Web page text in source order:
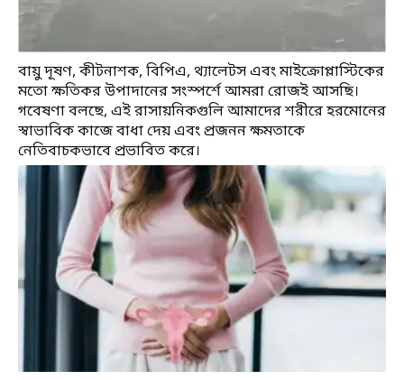
বায়ু দূষণ, কীটনাশক, বিপিএ, থ্যালেটস এবং মাইক্রোপ্লাস্টিকের
মতো ক্ষতিকর উপাদানের সংস্পর্শে আমরা রোজই আসছি।
গবেষণা বলছে, এই রাসায়নিকগুলি আমাদের শরীরে হরমোনের
স্বাভাবিক কাজে বাধা দেয় এবং প্রজনন ক্ষমতাকে
নেতিবাচকভাবে প্রভাবিত করে।